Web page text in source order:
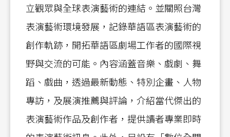
立觀眾與全球表演藝術的連結。並關照台灣
表演藝術環境發展，記錄華語區表演藝術的
創作軌跡，開拓華語區劇場工作者的國際視
野與交流的可能。內容涵蓋音樂、戲劇、舞
蹈、戲曲，透過最新動態、特別企畫、人物
專訪，及展演推薦與評論，介紹當代傑出的
表演藝術作品及創作者，提供讀者專業即時